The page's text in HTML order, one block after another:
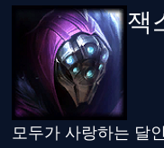
잭
모두가 사랑하는 달